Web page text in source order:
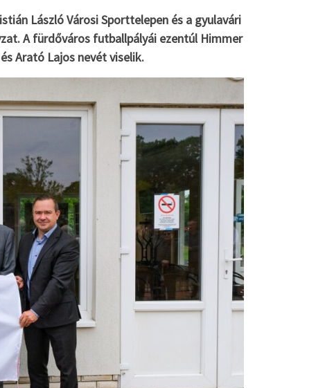
László Városi Sporttelepen és a gyulavári
A fürdőváros futballpályái ezentúl Himmer
Arató Lajos nevét viselik.